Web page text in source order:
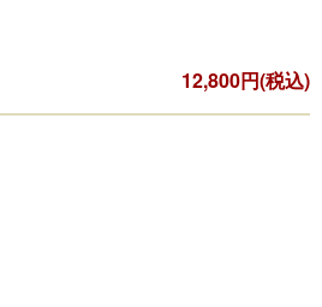
12,800円(税込)